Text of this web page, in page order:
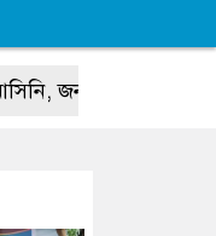
দাবি নিয়ে এসেছি’